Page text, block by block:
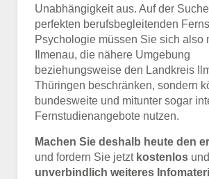
Unabhängigkeit aus. Auf der
perfekten berufsbegleitenden
Psychologie müssen Sie sich also
Ilmenau, die nähere Umgebung
beziehungsweise den Landkreis
Thüringen beschränken, sondern
bundesweite und mitunter sogar
Fernstudienangebote nutzen.
Machen Sie deshalb heute den
und fordern Sie jetzt kostenlos und
unverbindlich weiteres